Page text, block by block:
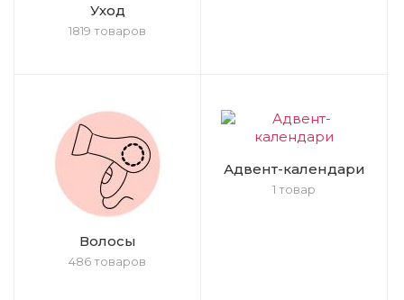
Уход
1819 товаров
Волосы
486 товаров
Адвент-календари
1 товар